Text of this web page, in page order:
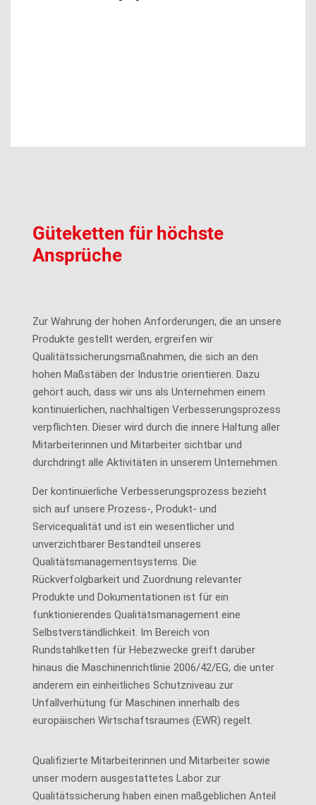
Güteketten für höchste
Ansprüche
Zur Wahrung der hohen Anforderungen, die an unsere
Produkte gestellt werden, ergreifen wir
Qualitätssicherungsmaßnahmen, die sich an den
hohen Maßstäben der Industrie orientieren. Dazu
gehört auch, dass wir uns als Unternehmen einem
kontinuierlichen, nachhaltigen Verbesserungsprozess
verpflichten. Dieser wird durch die innere Haltung aller
Mitarbeiterinnen und Mitarbeiter sichtbar und
durchdringt alle Aktivitäten in unserem Unternehmen.
Der kontinuierliche Verbesserungsprozess bezieht
sich auf unsere Prozess-, Produkt- und
Servicequalität und ist ein wesentlicher und
unverzichtbarer Bestandteil unseres
Qualitätsmanagementsystems. Die
Rückverfolgbarkeit und Zuordnung relevanter
Produkte und Dokumentationen ist für ein
funktionierendes Qualitätsmanagement eine
Selbstverständlichkeit. Im Bereich von
Rundstahlketten für Hebezwecke greift darüber
hinaus die Maschinenrichtlinie 2006/42/EG, die unter
anderem ein einheitliches Schutzniveau zur
Unfallverhütung für Maschinen innerhalb des
europäischen Wirtschaftsraumes (EWR) regelt.
Qualifizierte Mitarbeiterinnen und Mitarbeiter sowie
unser modern ausgestattetes Labor zur
Qualitätssicherung haben einen maßgeblichen Anteil